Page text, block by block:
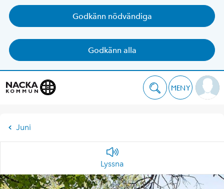
Godkänn nödvändiga
Godkänn alla
MENY
Juni
Lyssna